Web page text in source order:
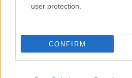
user protection.
CONFIRM
„Nem állunk le”
dübörög az